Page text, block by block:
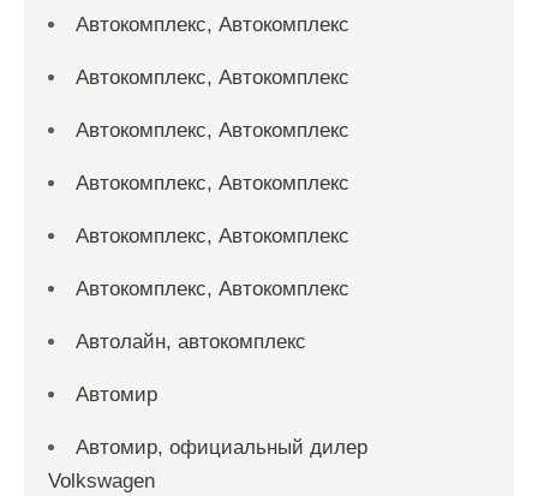
Автокомплекс, Автокомплекс
Автокомплекс, Автокомплекс
Автокомплекс, Автокомплекс
Автокомплекс, Автокомплекс
Автокомплекс, Автокомплекс
Автокомплекс, Автокомплекс
Автолайн, автокомплекс
Автомир
Автомир, официальный дилер
Volkswagen